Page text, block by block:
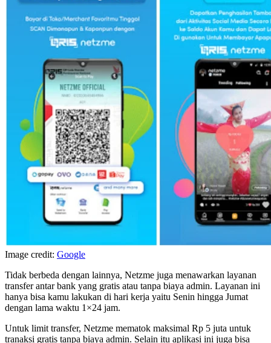
Image credit: Google
Tidak berbeda dengan lainnya, Netzme juga menawarkan layanan
transfer antar bank yang gratis atau tanpa biaya admin. Layanan ini
hanya bisa kamu lakukan di hari kerja yaitu Senin hingga Jumat
dengan lama waktu 1×24 jam.
Untuk limit transfer, Netzme mematok maksimal Rp 5 juta untuk
tranaksi gratis tanpa biaya admin. Selain itu aplikasi ini juga bisa